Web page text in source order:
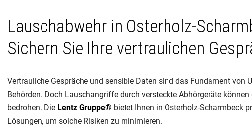
Lauschabwehr in Osterholz-
Sichern Sie Ihre vertraulichen
Vertrauliche Gespräche und sensible Daten sind das Fundament von
Behörden. Doch Lauschangriffe durch versteckte Abhörgeräte können
bedrohen. Die Lentz Gruppe® bietet Ihnen in Osterholz-Scharmbeck
Lösungen, um solche Risiken zu minimieren.